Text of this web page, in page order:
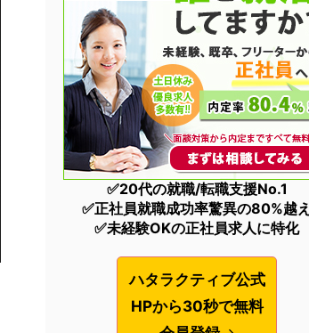
✅20代の就職/転職支援No.1
✅正社員就職成功率驚異の80%越え
✅未経験OKの正社員求人に特化
ハタラクティブ公式
HPから30秒で無料